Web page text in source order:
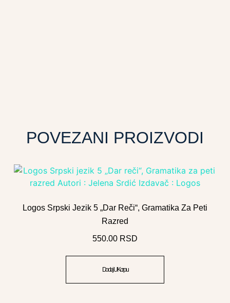
POVEZANI PROIZVODI
Logos Srpski Jezik 5 „Dar Reči“, Gramatika Za Peti
Razred
550.00 RSD
Dodaj U Korpu